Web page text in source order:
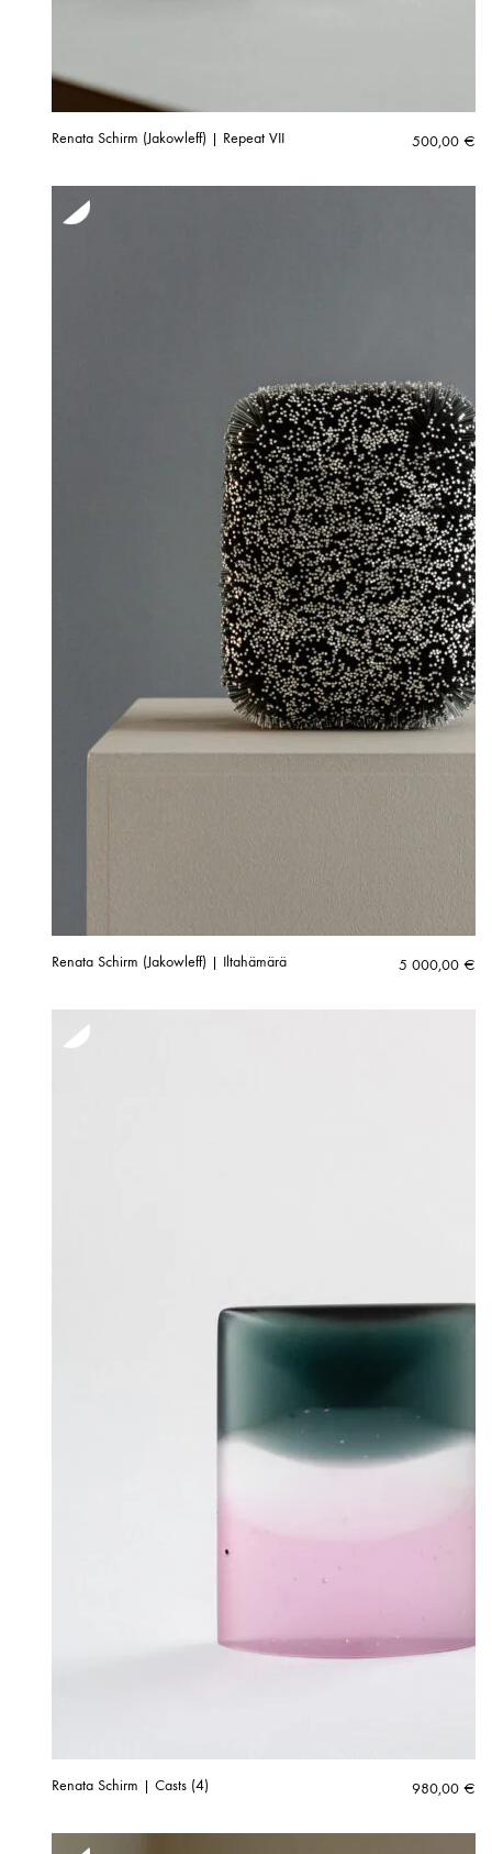
Renata Schirm (Jakowleff) | Repeat VII 500,00 €
Renata Schirm (Jakowleff) | Iltahämärä 5 000,00 €
Renata Schirm | Casts (4) 980,00 €